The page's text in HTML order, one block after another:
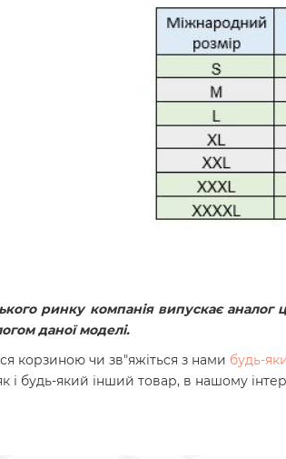
ринку компанія випускає аналог
даної моделі.
корзиною чи зв"яжіться з нами будь-
і будь-який інший товар, в нашому